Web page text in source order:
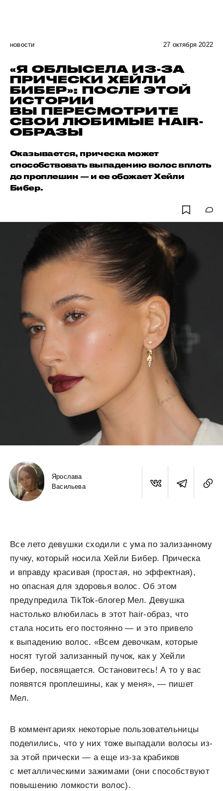
новости 27 октября 2022
«Я ОБЛЫСЕЛА ИЗ-ЗА
ПРИЧЕСКИ ХЕЙЛИ
БИБЕР»: ПОСЛЕ ЭТОЙ
ИСТОРИИ
ВЫ ПЕРЕСМОТРИТЕ
СВОИ ЛЮБИМЫЕ HAIR-
ОБРАЗЫ
Оказывается, прическа может
способствовать выпадению волос вплоть
до проплешин — и ее обожает Хейли
Бибер.
Ярослава
Васильева
Все лето девушки сходили с ума по зализанному
пучку, который носила Хейли Бибер. Прическа
и вправду красивая (простая, но эффектная),
но опасная для здоровья волос. Об этом
предупредила TikTok-блогер Мел. Девушка
настолько влюбилась в этот hair-образ, что
стала носить его постоянно — и это привело
к выпадению волос. «Всем девочкам, которые
носят тугой зализанный пучок, как у Хейли
Бибер, посвящается. Остановитесь! А то у вас
появятся проплешины, как у меня», — пишет
Мел.
В комментариях некоторые пользовательницы
поделились, что у них тоже выпадали волосы из-
за этой прически — а еще из-за крабиков
с металлическими зажимами (они способствуют
повышению ломкости волос).